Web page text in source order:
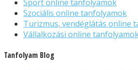
Sport online tanfolyamok
Szociális online tanfolyamok
Turizmus, vendéglátás online
Vállalkozási online
Tanfolyam Blog